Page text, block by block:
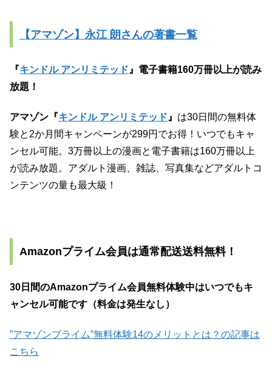
【アマゾン】永江 朗さんの著書一覧
『キンドル アンリミテッド 』電子書籍160万冊以上が読み
放題！
アマゾン『 キンドル アンリミテッド』 は30日間の無料体
験と2か月間キャンペーンが299円でお得！いつでもキャ
ンセル可能。3万冊以上の漫画と電子書籍は160万冊以上
が読み放題。アダルト漫画、雑誌、写真集などアダルトコ
ンテンツの量も最大級！
Amazonプライム会員は通常配送送料無料！
30日間のAmazonプライム会員無料体験中はいつでもキ
ャンセル可能です（料金は発生なし）
”アマゾンプライム”無料体験14のメリットとは？の記事は
こちら